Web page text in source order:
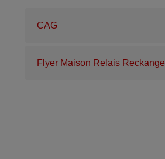
CAG
Flyer Maison Relais Reckange